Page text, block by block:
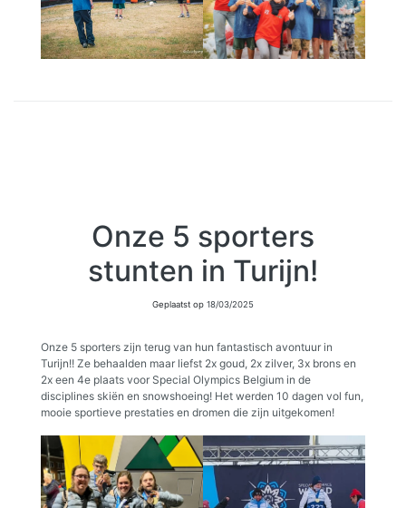
Onze 5 sporters
stunten in Turijn!
Geplaatst op 18/03/2025
Onze 5 sporters zijn terug van hun fantastisch avontuur in
Turijn!! Ze behaalden maar liefst 2x goud, 2x zilver, 3x brons en
2x een 4e plaats voor Special Olympics Belgium in de
disciplines skiën en snowshoeing! Het werden 10 dagen vol fun,
mooie sportieve prestaties en dromen die zijn uitgekomen!